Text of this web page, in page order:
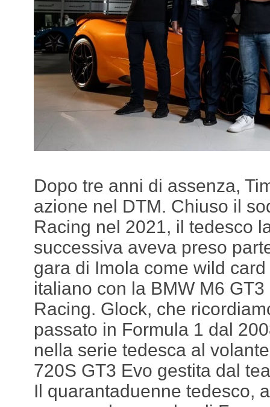
Dopo tre anni di assenza,
azione nel DTM. Chiuso il
Racing nel 2021, il tedesco
successiva aveva preso
gara di Imola come wild
italiano con la BMW M6
Racing. Glock, che
passato in Formula 1 dal
nella serie tedesca al
720S GT3 Evo gestita dal
Il quarantaduenne tedesco,